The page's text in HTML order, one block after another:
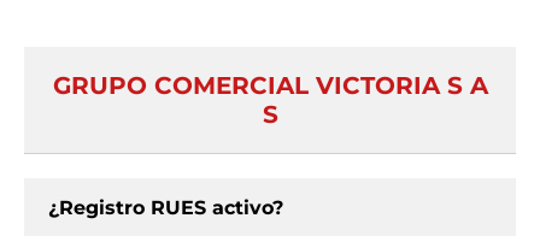
GRUPO COMERCIAL VICTORIA S A
S
¿Registro RUES activo?